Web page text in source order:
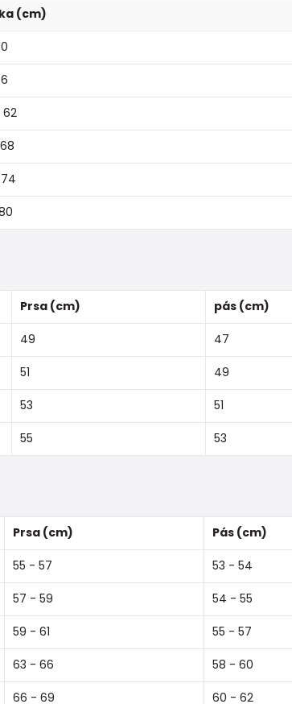
(cm)
Prsa (cm) pás (cm)
49 47
51 49
53 51
55 53
Prsa (cm) Pás (cm)
55 - 57 53 - 54
57 - 59 54 - 55
59 - 61 55 - 57
63 - 66 58 - 60
66 - 69 60 - 62